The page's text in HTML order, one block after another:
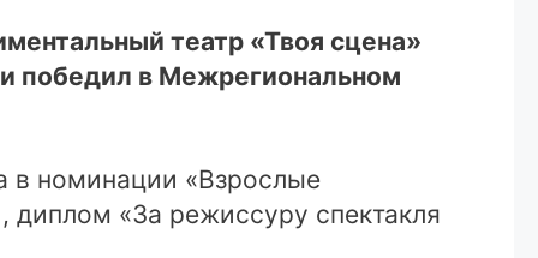
театр «Твоя сцена»
победил в Межрегиональном
в номинации «Взрослые
диплом «За режиссуру спектакля